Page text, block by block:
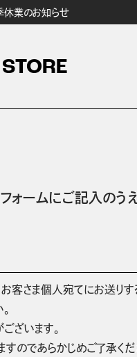
休業のお知らせ
ォームにご記入のう
客さま個人宛てにお送り
ざいます。
のであらかじめご了承くだ